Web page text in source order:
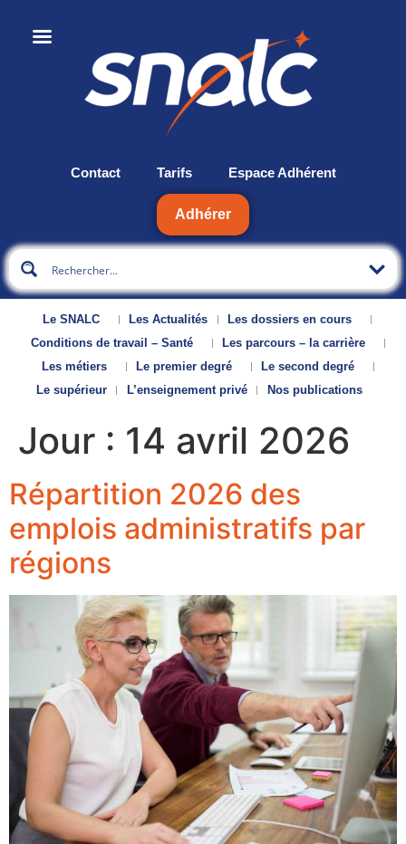
Contact Tarifs Espace Adhérent
Adhérer
Le SNALC Les Actualités
Les dossiers en cours
Conditions de travail – Santé
Les parcours – la carrière
Les métiers
Le premier degré
Le second degré
Le supérieur
L’enseignement privé Nos publications
Jour : 14 avril 2026
Répartition 2026 des
emplois administratifs par
régions